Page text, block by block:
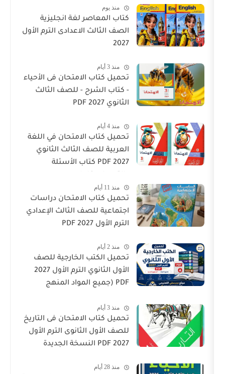
منذ يوم
كتاب المعاصر لغة انجليزية
الصف الثالث الاعدادى الترم الأول
2027
منذ 3 أيام
تحميل كتاب الامتحان فى الأحياء
- كتاب الشرح - للصف الثالث
الثانوي 2027 PDF
منذ 4 أيام
تحميل كتاب الامتحان في اللغة
العربية للصف الثالث الثانوي
2027 PDF كتاب الأسئلة
منذ 11 أيام
تحميل كتاب الامتحان دراسات
اجتماعية للصف الثالث الإعدادي
الترم الأول 2027 PDF
منذ 2 أيام
تحميل الكتب الخارجية للصف
الأول الثانوي الترم الأول 2027
PDF (جميع المواد المنهج
منذ 3 أيام
تحميل كتاب الامتحان فى التاريخ
للصف الأول الثانوى الترم الأول
2027 PDF النسخة الجديدة
منذ 28 أيام